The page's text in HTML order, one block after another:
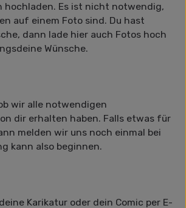
hochladen. Es ist nicht notwendig,
auf einem Foto sind. Du hast
dann lade hier auch Fotos hoch
Wünsche.
wir alle notwendigen
dir erhalten haben. Falls etwas für
melden wir uns noch einmal bei
kann also beginnen.
Karikatur oder dein Comic per E-